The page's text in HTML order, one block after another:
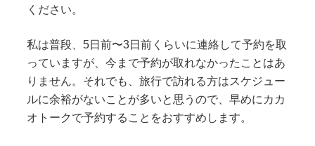
ください。
私は普段、5日前〜3日前くらいに連絡して予約を取
っていますが、今まで予約が取れなかったことはあ
りません。それでも、旅行で訪れる方はスケジュー
ルに余裕がないことが多いと思うので、早めにカカ
オトークで予約することをおすすめします。